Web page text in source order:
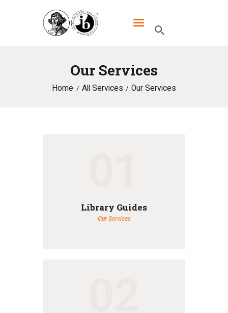
Our Services
Home All Services Our Services
XXXIII LO DWUJĘZYCZNE IM.
MIKOŁAJA KOPERNIKA W
WARSZAWIE
HOME
WYDARZENIALibrary Guides
Our Services